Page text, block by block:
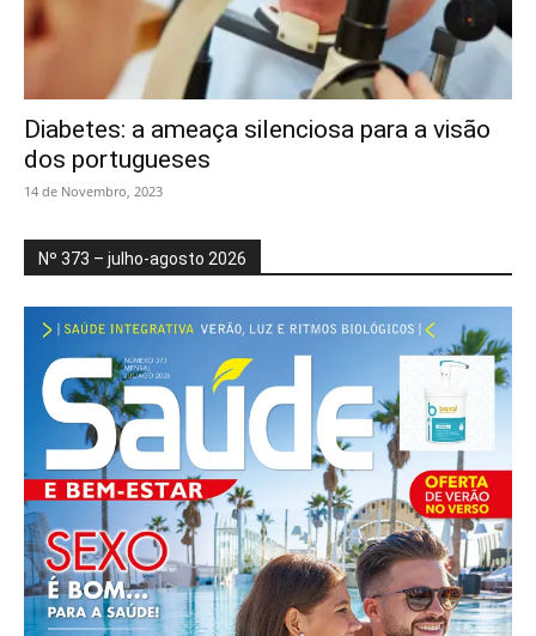
Diabetes: a ameaça silenciosa para a visão
dos portugueses
14 de Novembro, 2023
Nº 373 – julho-agosto 2026